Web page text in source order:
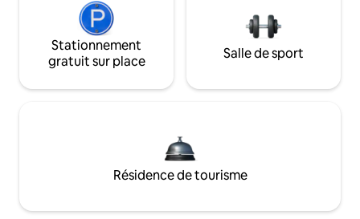
Stationnement
gratuit sur place
Salle de sport
Résidence de tourisme